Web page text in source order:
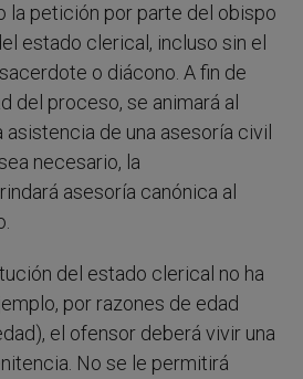
la petición por parte del obispo
estado clerical, incluso sin el
o diácono. A fin de
del proceso, se animará al
de una asesoría civil
necesario, la
asesoría canónica al
del estado clerical no ha
por razones de edad
el ofensor deberá vivir una
No se le permitirá